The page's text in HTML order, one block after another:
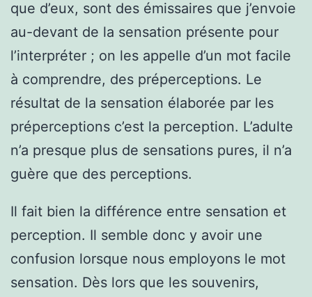
que d’eux, sont des émissaires que j’envoie
au-devant de la sensation présente pour
l’interpréter ; on les appelle d’un mot facile
à comprendre, des préperceptions. Le
résultat de la sensation élaborée par les
préperceptions c’est la perception. L’adulte
n’a presque plus de sensations pures, il n’a
guère que des perceptions.
Il fait bien la différence entre sensation et
perception. Il semble donc y avoir une
confusion lorsque nous employons le mot
sensation. Dès lors que les souvenirs,